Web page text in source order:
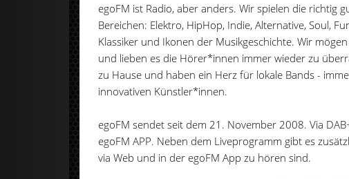
egoFM ist Radio, aber anders. Wir spielen die richtig
Bereichen: Elektro, HipHop, Indie, Alternative, Soul,
Klassiker und Ikonen der Musikgeschichte. Wir
und lieben es die Hörer*innen immer wieder zu
zu Hause und haben ein Herz für lokale Bands -
innovativen Künstler*innen.
egoFM sendet seit dem 21. November 2008. Via
egoFM APP. Neben dem Liveprogramm gibt es
via Web und in der egoFM App zu hören sind.